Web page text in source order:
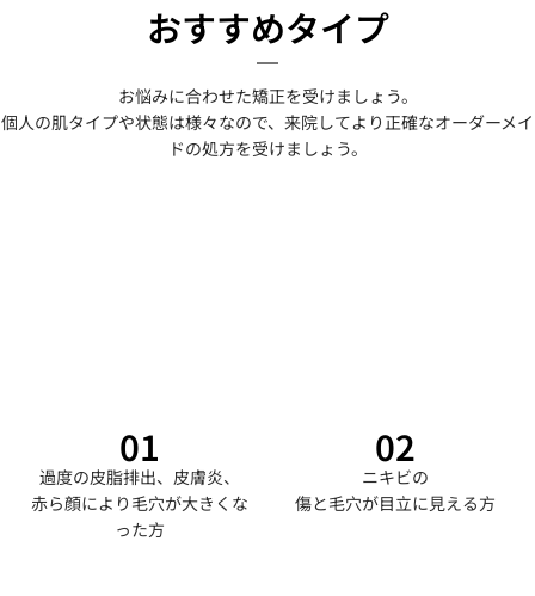
おすすめタイプ
お悩みに合わせた矯正を受けましょう。
個人の肌タイプや状態は様々なので、来院してより正確なオーダーメイ
ドの処方を受けましょう。
01
過度の皮脂排出、皮膚炎、
赤ら顔により毛穴が大きくな
った方
02
ニキビの
傷と毛穴が目立に見える方